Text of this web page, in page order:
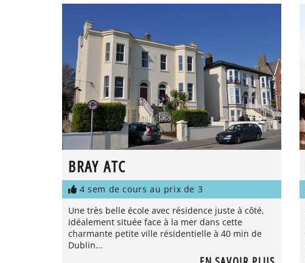
BRAY ATC
4 sem de cours au prix de 3
Une très belle école avec résidence juste à côté,
idéalement située face à la mer dans cette
charmante petite ville résidentielle à 40 min de
Dublin...